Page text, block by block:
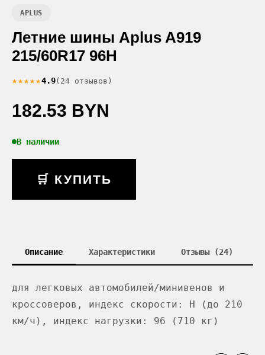
APLUS
Летние шины Aplus A919
215/60R17 96H
★★★★★4.9(24 отзывов)
182.53 BYN
В наличии
🛒 КУПИТЬ
Описание Характеристики Отзывы (24)
для легковых автомобилей/минивенов и
кроссоверов, индекс скорости: H (до 210
км/ч), индекс нагрузки: 96 (710 кг)